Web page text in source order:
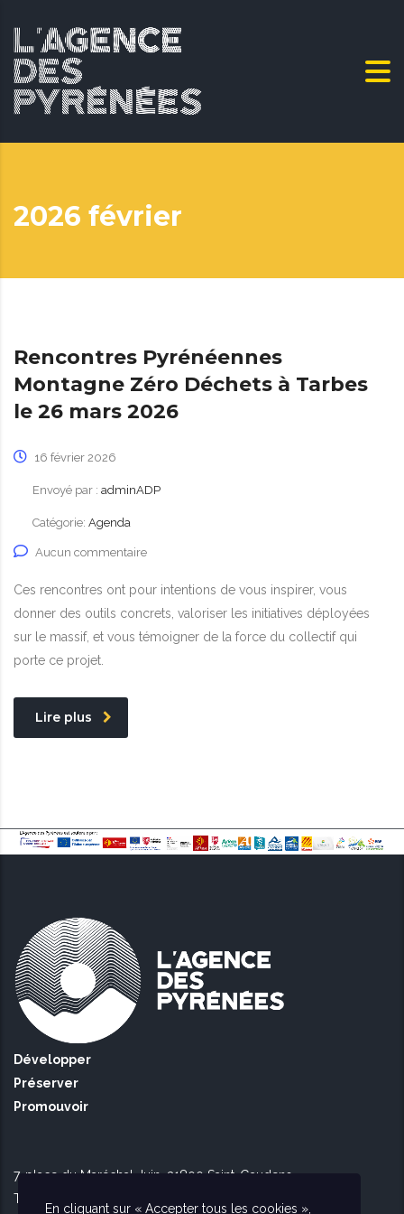
2026 février
Rencontres Pyrénéennes
Montagne Zéro Déchets à Tarbes
le 26 mars 2026
16 février 2026
Envoyé par : adminADP
Catégorie: Agenda
Aucun commentaire
Ces rencontres ont pour intentions de vous inspirer, vous
donner des outils concrets, valoriser les initiatives déployées
sur le massif, et vous témoigner de la force du collectif qui
porte ce projet.
Lire plus
Développer
Préserver
Promouvoir
7, place du Maréchal Juin, 31800 Saint-Gaudens
Tél Toulouse : 09 51 90 16 56
En cliquant sur « Accepter tous les cookies »,